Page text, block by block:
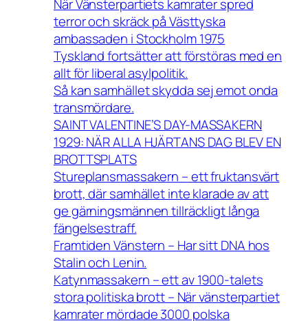
När Vänsterpartiets kamrater spred
terror och skräck på Västtyska
ambassaden i Stockholm 1975
Tyskland fortsätter att förstöras med en
allt för liberal asylpolitik.
Så kan samhället skydda sej emot onda
transmördare.
SAINT VALENTINE’S DAY-MASSAKERN
1929: NÄR ALLA HJÄRTANS DAG BLEV EN
BROTTSPLATS
Stureplansmassakern – ett fruktansvärt
brott, där samhället inte klarade av att
ge gärningsmännen tillräckligt långa
fängelsestraff.
Framtiden Vänstern – Har sitt DNA hos
Stalin och Lenin.
Katynmassakern – ett av 1900-talets
stora politiska brott – När vänsterpartiet
kamrater mördade 3000 polska